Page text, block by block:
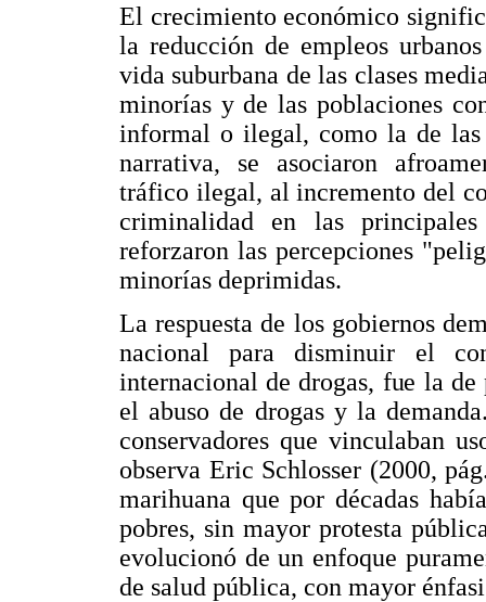
El crecimiento económico
la reducción de empleos
vida suburbana de las clases
minorías y de las poblaciones
informal o ilegal, como la de las
narrativa, se asociaron
tráfico ilegal, al incremento del
criminalidad en las
reforzaron las percepciones
minorías deprimidas.
La respuesta de los gobiernos
nacional para disminuir el
internacional de drogas, fue la
el abuso de drogas y la
conservadores que vinculaban
observa Eric Schlosser (2000,
marihuana que por décadas
pobres, sin mayor protesta
evolucionó de un enfoque
de salud pública, con mayor